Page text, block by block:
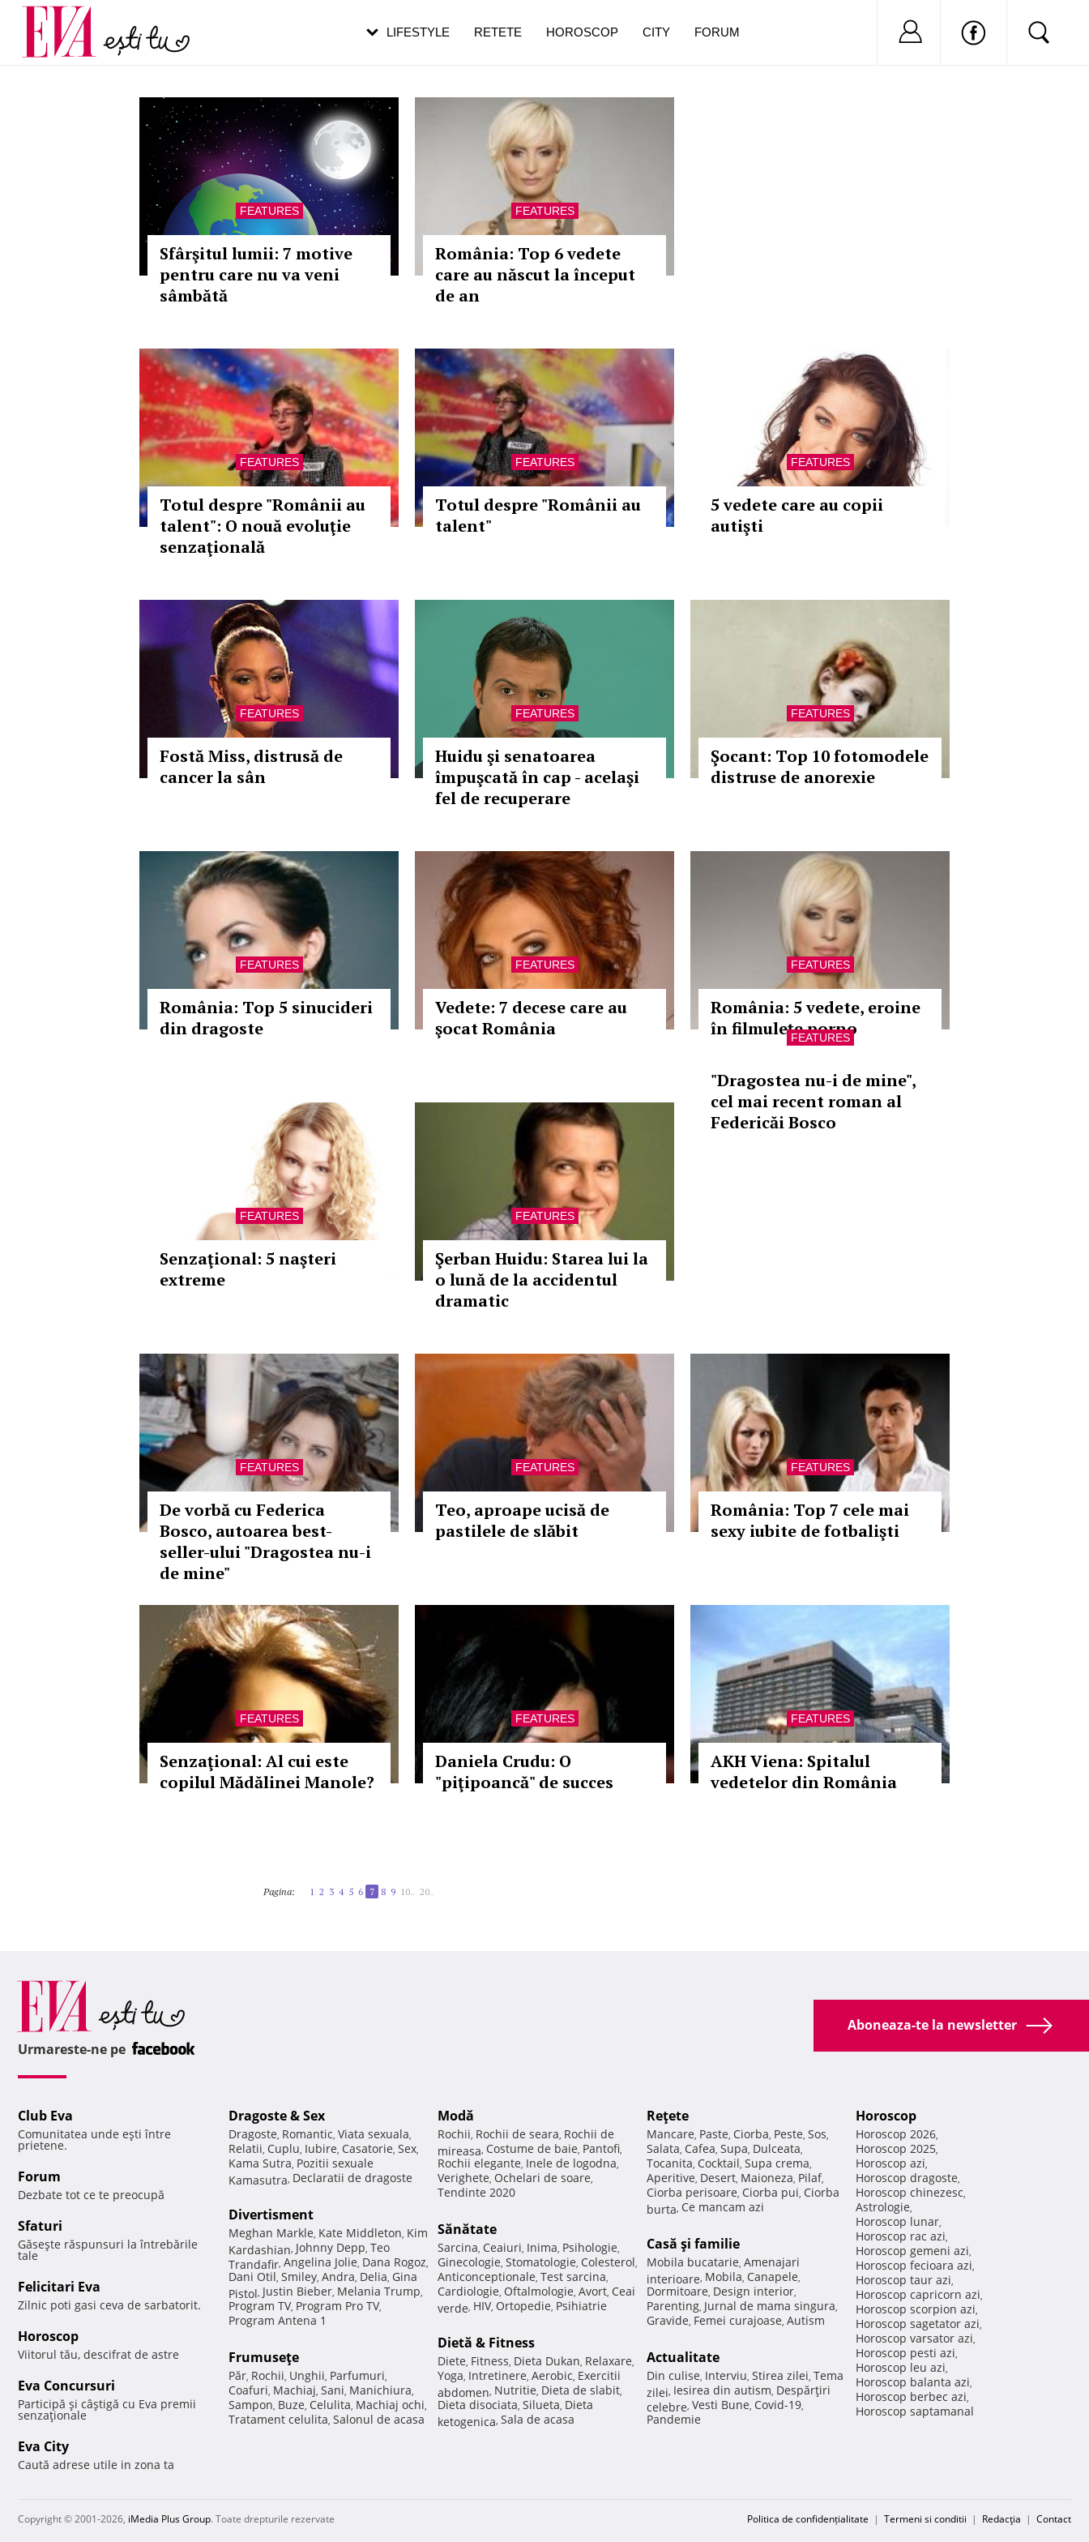
FEATURES
Sfârşitul lumii: 7 motive
pentru care nu va veni
sâmbătă
FEATURES
România: Top 6 vedete
care au născut la început
de an
FEATURES
Totul despre "Românii au
talent": O nouă evoluţie
senzaţională
FEATURES
Totul despre "Românii au
talent"
FEATURES
5 vedete care au copii
autişti
FEATURES
Fostă Miss, distrusă de
cancer la sân
FEATURES
Huidu şi senatoarea
împuşcată în cap - acelaşi
fel de recuperare
FEATURES
Şocant: Top 10 fotomodele
distruse de anorexie
FEATURES
România: Top 5 sinucideri
din dragoste
FEATURES
Vedete: 7 decese care au
şocat România
FEATURES
România: 5 vedete, eroine
în filmuleţe porno
FEATURES
Senzaţional: 5 naşteri
extreme
FEATURES
Şerban Huidu: Starea lui la
o lună de la accidentul
dramatic
FEATURES
"Dragostea nu-i de mine",
cel mai recent roman al
Federicăi Bosco
FEATURES
De vorbă cu Federica
Bosco, autoarea best-
seller-ului "Dragostea nu-i
de mine"
FEATURES
Teo, aproape ucisă de
pastilele de slăbit
FEATURES
România: Top 7 cele mai
sexy iubite de fotbalişti
FEATURES
Senzaţional: Al cui este
copilul Mădălinei Manole?
FEATURES
Daniela Crudu: O
"piţipoancă" de succes
FEATURES
AKH Viena: Spitalul
vedetelor din România
Pagina: 1 2 3 4 5 6 7 8 9 10.. 20..
LIFESTYLE RETETE HOROSCOP CITY FORUM Nu ai cont?
Carieră
Actualitate
pe măsură ce înaintezi în vârstă
Aboneaza-te la newsletter
Urmareste-ne pe
Club Eva
Comunitatea unde eşti între
prietene.
Forum
Dezbate tot ce te preocupă
Sfaturi
Găseşte răspunsuri la întrebările
tale
Felicitari Eva
Zilnic poti gasi ceva de sarbatorit.
Horoscop
Viitorul tău, descifrat de astre
Eva Concursuri
Participă şi câştigă cu Eva premii
senzaţionale
Eva City
Caută adrese utile in zona ta
Dragoste & Sex
Dragoste, Romantic, Viata sexuala,
Relatii, Cuplu, Iubire, Casatorie, Sex,
Kama Sutra, Pozitii sexuale
Kamasutra, Declaratii de dragoste
Divertisment
Meghan Markle, Kate Middleton, Kim
Kardashian, Johnny Depp, Teo
Trandafir, Angelina Jolie, Dana Rogoz,
Dani Otil, Smiley, Andra, Delia, Gina
Pistol, Justin Bieber, Melania Trump,
Program TV, Program Pro TV,
Program Antena 1
Frumuseţe
Păr, Rochii, Unghii, Parfumuri,
Coafuri, Machiaj, Sani, Manichiura,
Sampon, Buze, Celulita, Machiaj ochi,
Tratament celulita, Salonul de acasa
Modă
Rochii, Rochii de seara, Rochii de
mireasa, Costume de baie, Pantofi,
Rochii elegante, Inele de logodna,
Verighete, Ochelari de soare,
Tendinte 2020
Sănătate
Sarcina, Ceaiuri, Inima, Psihologie,
Ginecologie, Stomatologie, Colesterol,
Anticonceptionale, Test sarcina,
Cardiologie, Oftalmologie, Avort, Ceai
verde, HIV, Ortopedie, Psihiatrie
Dietă & Fitness
Diete, Fitness, Dieta Dukan, Relaxare,
Yoga, Intretinere, Aerobic, Exercitii
abdomen, Nutritie, Dieta de slabit,
Dieta disociata, Silueta, Dieta
ketogenica, Sala de acasa
Reţete
Mancare, Paste, Ciorba, Peste, Sos,
Salata, Cafea, Supa, Dulceata,
Tocanita, Cocktail, Supa crema,
Aperitive, Desert, Maioneza, Pilaf,
Ciorba perisoare, Ciorba pui, Ciorba
burta, Ce mancam azi
Casă şi familie
Mobila bucatarie, Amenajari
interioare, Mobila, Canapele,
Dormitoare, Design interior,
Parenting, Jurnal de mama singura,
Gravide, Femei curajoase, Autism
Actualitate
Din culise, Interviu, Stirea zilei, Tema
zilei, Iesirea din autism, Despărţiri
celebre, Vesti Bune, Covid-19,
Pandemie
Horoscop
Horoscop 2026,
Horoscop 2025,
Horoscop azi,
Horoscop dragoste,
Horoscop chinezesc,
Astrologie,
Horoscop lunar,
Horoscop rac azi,
Horoscop gemeni azi,
Horoscop fecioara azi,
Horoscop taur azi,
Horoscop capricorn azi,
Horoscop scorpion azi,
Horoscop sagetator azi,
Horoscop varsator azi,
Horoscop pesti azi,
Horoscop leu azi,
Horoscop balanta azi,
Horoscop berbec azi,
Horoscop saptamanal
Copyright © 2001-2026, iMedia Plus Group. Toate drepturile rezervate Politica de confidențialitate | Termeni si conditii | Redacţia | Contact